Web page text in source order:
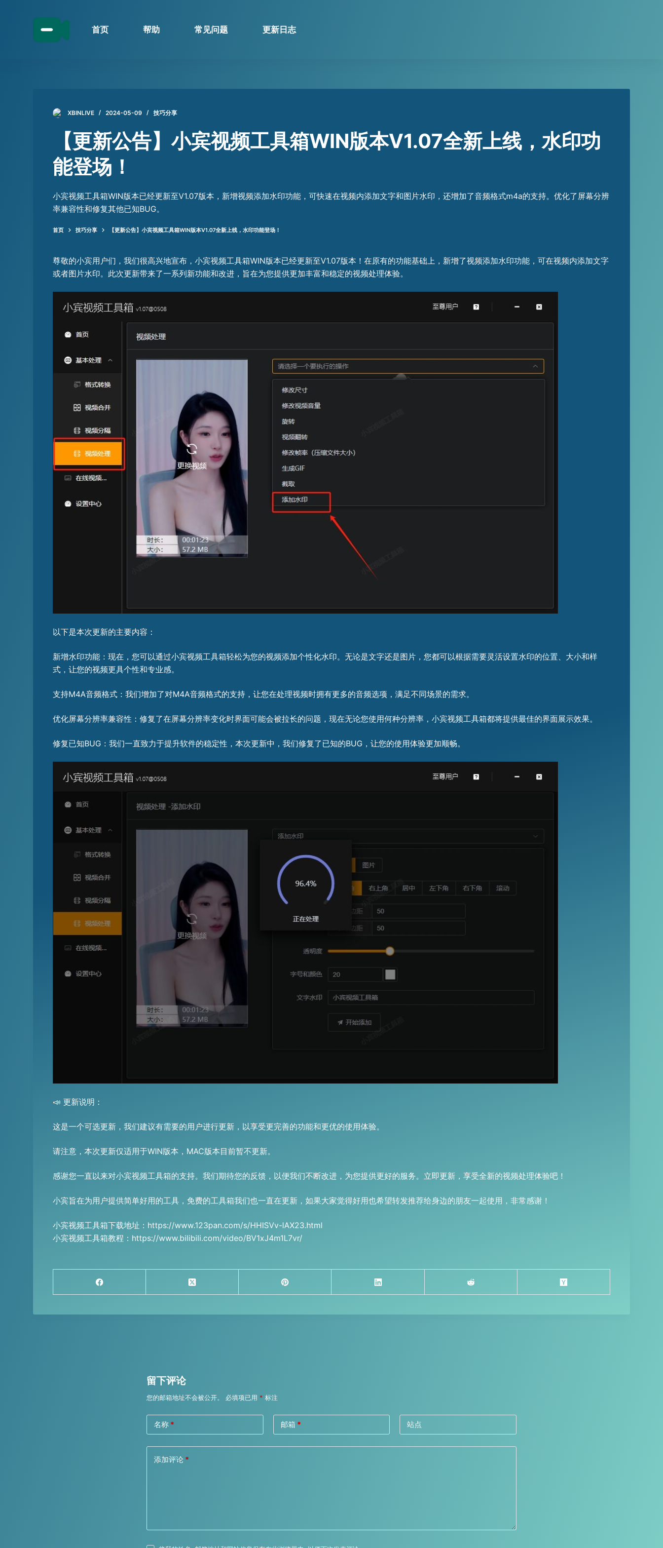
首页 帮助 常见问题 更新日志
XBINLIVE 2024-05-09 技巧分享
【更新公告】小宾视频工具箱WIN版本V1.07全新上线，水印功
能登场！
小宾视频工具箱WIN版本已经更新至V1.07版本，新增视频添加水印功能，可快速在视频内添加文字和图片水印，还增加了音频格式m4a的支持。优化了屏幕分辨
率兼容性和修复其他已知BUG。
首页 技巧分享 【更新公告】小宾视频工具箱WIN版本V1.07全新上线，水印功能登场！
尊敬的小宾用户们，我们很高兴地宣布，小宾视频工具箱WIN版本已经更新至V1.07版本！在原有的功能基础上，新增了视频添加水印功能，可在视频内添加文字
或者图片水印。此次更新带来了一系列新功能和改进，旨在为您提供更加丰富和稳定的视频处理体验。
以下是本次更新的主要内容：
新增水印功能：现在，您可以通过小宾视频工具箱轻松为您的视频添加个性化水印。无论是文字还是图片，您都可以根据需要灵活设置水印的位置、大小和样
式，让您的视频更具个性和专业感。
支持M4A音频格式：我们增加了对M4A音频格式的支持，让您在处理视频时拥有更多的音频选项，满足不同场景的需求。
优化屏幕分辨率兼容性：修复了在屏幕分辨率变化时界面可能会被拉长的问题，现在无论您使用何种分辨率，小宾视频工具箱都将提供最佳的界面展示效果。
修复已知BUG：我们一直致力于提升软件的稳定性，本次更新中，我们修复了已知的BUG，让您的使用体验更加顺畅。
📣 更新说明：
这是一个可选更新，我们建议有需要的用户进行更新，以享受更完善的功能和更优的使用体验。
请注意，本次更新仅适用于WIN版本，MAC版本目前暂不更新。
感谢您一直以来对小宾视频工具箱的支持。我们期待您的反馈，以便我们不断改进，为您提供更好的服务。立即更新，享受全新的视频处理体验吧！
小宾旨在为用户提供简单好用的工具，免费的工具箱我们也一直在更新，如果大家觉得好用也希望转发推荐给身边的朋友一起使用，非常感谢！
小宾视频工具箱下载地址：https://www.123pan.com/s/HHISVv-lAX23.html
小宾视频工具箱教程：https://www.bilibili.com/video/BV1xJ4m1L7vr/
留下评论
您的邮箱地址不会被公开。 必填项已用 * 标注
名称 * 邮箱 * 站点
添加评论 *